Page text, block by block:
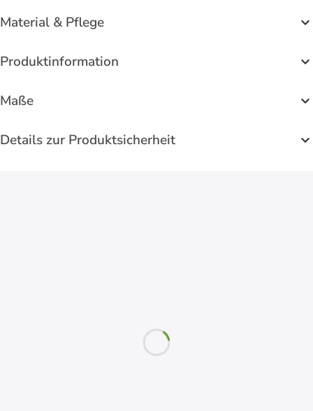
Material & Pflege
Produktinformation
Maße
Details zur Produktsicherheit